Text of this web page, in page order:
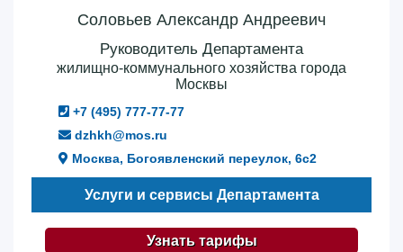
Соловьев Александр Андреевич
Руководитель Департамента
жилищно-коммунального хозяйства города
Москвы
+7 (495) 777-77-77
dzhkh@mos.ru
Москва, Богоявленский переулок, 6с2
Услуги и сервисы Департамента
Узнать тарифы